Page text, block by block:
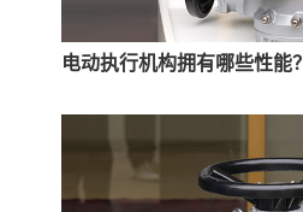
电动执行机构‍拥有哪些性能？